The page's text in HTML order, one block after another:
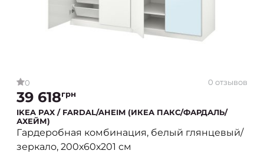
0 0 отзывов
39 618грн
IKEA PAX / FARDAL/AHEIM (ИКЕА ПАКС/ФАРДАЛЬ/
АХЕЙМ)
Гардеробная комбинация, белый глянцевый/
зеркало, 200х60х201 см